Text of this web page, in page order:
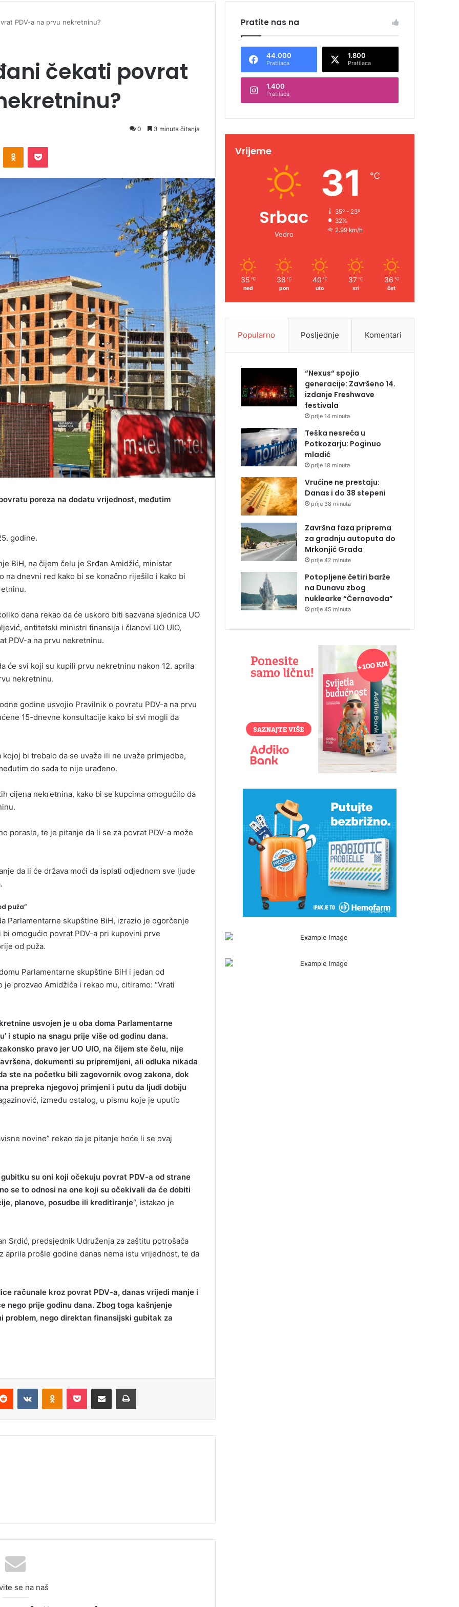
PDV-a na prvu nekretninu?
čekati povrat
0 3 minuta čitanja
poreza na dodatu vrijednost, međutim
godine.
BiH, na čijem čelu je Srđan Amidžić, ministar
dnevni red kako bi se konačno riješilo i kako bi
dana rekao da će uskoro biti sazvana sjednica UO
entitetski ministri finansija i članovi UO UIO,
PDV-a na prvu nekretninu.
će svi koji su kupili prvu nekretninu nakon 12. aprila
nekretninu.
godine usvojio Pravilnik o povratu PDV-a na prvu
15-dnevne konsultacije kako bi svi mogli da
bi trebalo da se uvaže ili ne uvaže primjedbe,
do sada to nije urađeno.
cijena nekretnina, kako bi se kupcima omogućilo da
porasle, te je pitanje da li se za povrat PDV-a može
da li će država moći da isplati odjednom sve ljude
puža”
Parlamentarne skupštine BiH, izrazio je ogorčenje
omogućio povrat PDV-a pri kupovini prve
od puža.
Parlamentarne skupštine BiH i jedan od
prozvao Amidžića i rekao mu, citiramo: “Vrati
usvojen je u oba doma Parlamentarne
i stupio na snagu prije više od godinu dana.
pravo jer UO UIO, na čijem ste čelu, nije
dokumenti su pripremljeni, ali odluka nikada
ste na početku bili zagovornik ovog zakona, dok
prepreka njegovoj primjeni i putu da ljudi dobiju
između ostalog, u pismu koje je uputio
novine” rekao da je pitanje hoće li se ovaj
su oni koji očekuju povrat PDV-a od strane
se to odnosi na one koji su očekivali da će dobiti
planove, posudbe ili kreditiranje“, istakao je
Srdić, predsjednik Udruženja za zaštitu potrošača
aprila prošle godine danas nema istu vrijednost, te da
računale kroz povrat PDV-a, danas vrijedi manje i
nego prije godinu dana. Zbog toga kašnjenje
nego direktan finansijski gubitak za
se na naš
Pratite nas na
44.000
Pratilaca
1.800
Pratilaca
1.400
Pratilaca
Vrijeme
Srbac
Vedro
31 ℃
35º - 23º
32%
2.99 km/h
35 ℃
ned
38 ℃
pon
40 ℃
uto
37 ℃
sri
36 ℃
čet
Popularno Posljednje Komentari
“Nexus“ spojio
generacije: Završeno 14.
izdanje Freshwave
festivala
prije 14 minuta
Teška nesreća u
Potkozarju: Poginuo
mladić
prije 18 minuta
Vrućine ne prestaju:
Danas i do 38 stepeni
prije 38 minuta
Završna faza priprema
za gradnju autoputa do
Mrkonjić Grada
prije 42 minute
Potopljene četiri barže
na Dunavu zbog
nuklearke “Černavoda”
prije 45 minuta